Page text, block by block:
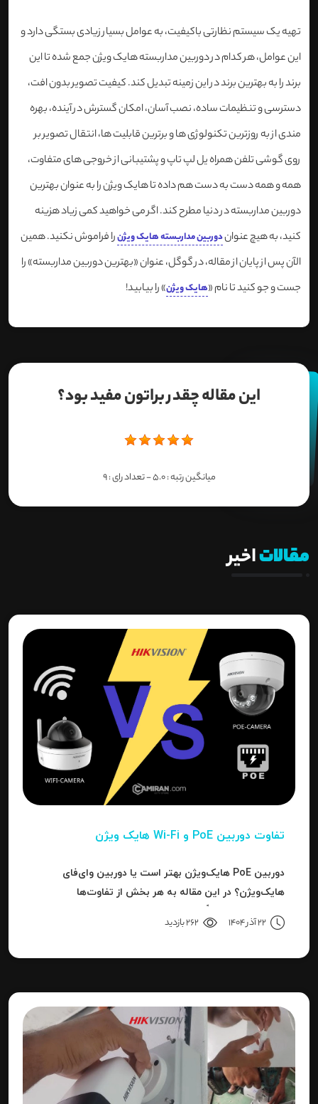
تهیه یک سیستم نظارتی باکیفیت، به عوامل بسیار زیادی بستگی دارد و
این عوامل، هر کدام در دوربین مداربسته هایک ویژن جمع شده تا این
برند را به بهترین برند در این زمینه تبدیل کند. کیفیت تصویر بدون افت،
دسترسی و تنظیمات ساده، نصب آسان، امکان گسترش در آینده، بهره
مندی از به روزترین تکنولوژی ها و برترین قابلیت ها، انتقال تصویر بر
روی گوشی تلفن همراه یل لپ تاپ و پشتیبانی از خروجی های متفاوت،
همه و همه دست به دست هم داده تا هایک ویژن را به عنوان بهترین
دوربین مداربسته در دنیا مطرح کند. اگر می خواهید کمی زیاد هزینه
کنید، به هیچ عنواندوربین مداربسته هایک ویژنرا فراموش نکنید. همین
الآن پس از پایان از مقاله، در گوگل، عنوان «بهترین دوربین مداربسته» را
جست و جو کنید تا نام «هایک ویژن» را بیابید!
این مقاله چقدر براتون مفید بود؟
میانگین رتبه :5.0- تعداد رای :9
مقالاتاخیر
تفاوت دوربین PoE و Wi-Fi هایک‌ ویژن
دوربین PoE هایک‌ویژن بهتر است یا دوربین وای‌فای
هایک‌ویژن؟ در این مقاله به هر بخش از تفاوت‌ها
بهترین انتخاب است.
22 آذر 1404 262 بازدید